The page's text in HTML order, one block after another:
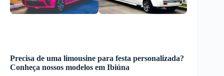
Precisa de uma limousine para festa personalizada?
Conheça nossos modelos em Ibiúna